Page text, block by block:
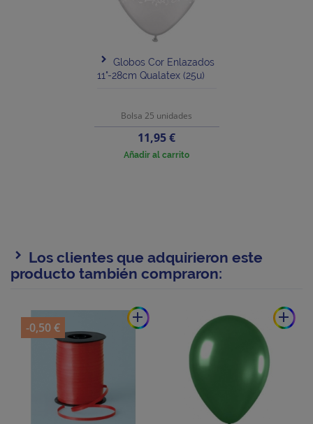
Globos Cor Enlazados
11"-28cm Qualatex (25u)
Bolsa 25 unidades
Precio
11,95 €
Añadir al carrito
Los clientes que adquirieron este
producto también compraron:
add
-0,50 €
add